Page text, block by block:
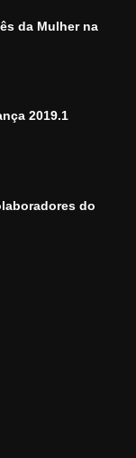
da Mulher na
2019.1
do